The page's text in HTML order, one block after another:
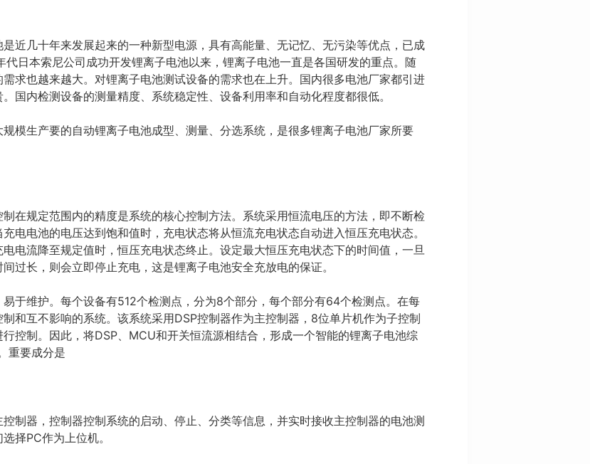
近几十年来发展起来的一种新型电源，具有高能量、无记忆、无污染等优点，已成
日本索尼公司成功开发锂离子电池以来，锂离子电池一直是各国研发的重点。随
求也越来越大。对锂离子电池测试设备的需求也在上升。国内很多电池厂家都引进
国内检测设备的测量精度、系统稳定性、设备利用率和自动化程度都很低。
模生产要的自动锂离子电池成型、测量、分选系统，是很多锂离子电池厂家所要
在规定范围内的精度是系统的核心控制方法。系统采用恒流电压的方法，即不断检
电电池的电压达到饱和值时，充电状态将从恒流充电状态自动进入恒压充电状态。
电流降至规定值时，恒压充电状态终止。设定最大恒压充电状态下的时间值，一旦
过长，则会立即停止充电，这是锂离子电池安全充放电的保证。
于维护。每个设备有512个检测点，分为8个部分，每个部分有64个检测点。在每
和互不影响的系统。该系统采用DSP控制器作为主控制器，8位单片机作为子控制
控制。因此，将DSP、MCU和开关恒流源相结合，形成一个智能的锂离子电池综
重要成分是
制器，控制器控制系统的启动、停止、分类等信息，并实时接收主控制器的电池测
择PC作为上位机。